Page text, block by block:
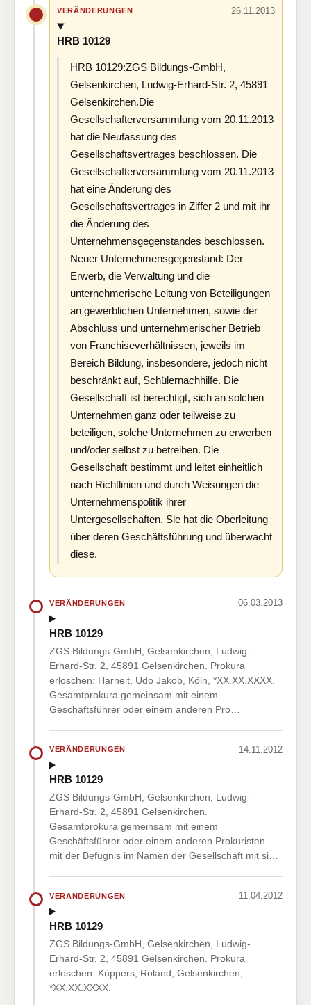
VERÄNDERUNGEN 26.11.2013
HRB 10129
HRB 10129:ZGS Bildungs-GmbH,
Gelsenkirchen, Ludwig-Erhard-Str. 2, 45891
Gelsenkirchen.Die
Gesellschafterversammlung vom 20.11.2013
hat die Neufassung des
Gesellschaftsvertrages beschlossen. Die
Gesellschafterversammlung vom 20.11.2013
hat eine Änderung des
Gesellschaftsvertrages in Ziffer 2 und mit ihr
die Änderung des
Unternehmensgegenstandes beschlossen.
Neuer Unternehmensgegenstand: Der
Erwerb, die Verwaltung und die
unternehmerische Leitung von Beteiligungen
an gewerblichen Unternehmen, sowie der
Abschluss und unternehmerischer Betrieb
von Franchiseverhältnissen, jeweils im
Bereich Bildung, insbesondere, jedoch nicht
beschränkt auf, Schülernachhilfe. Die
Gesellschaft ist berechtigt, sich an solchen
Unternehmen ganz oder teilweise zu
beteiligen, solche Unternehmen zu erwerben
und/oder selbst zu betreiben. Die
Gesellschaft bestimmt und leitet einheitlich
nach Richtlinien und durch Weisungen die
Unternehmenspolitik ihrer
Untergesellschaften. Sie hat die Oberleitung
über deren Geschäftsführung und überwacht
diese.
VERÄNDERUNGEN 06.03.2013
HRB 10129
ZGS Bildungs-GmbH, Gelsenkirchen, Ludwig-
Erhard-Str. 2, 45891 Gelsenkirchen. Prokura
erloschen: Harneit, Udo Jakob, Köln, *XX.XX.XXXX.
Gesamtprokura gemeinsam mit einem
Geschäftsführer oder einem anderen Pro…
VERÄNDERUNGEN 14.11.2012
HRB 10129
ZGS Bildungs-GmbH, Gelsenkirchen, Ludwig-
Erhard-Str. 2, 45891 Gelsenkirchen.
Gesamtprokura gemeinsam mit einem
Geschäftsführer oder einem anderen Prokuristen
mit der Befugnis im Namen der Gesellschaft mit si…
VERÄNDERUNGEN 11.04.2012
HRB 10129
ZGS Bildungs-GmbH, Gelsenkirchen, Ludwig-
Erhard-Str. 2, 45891 Gelsenkirchen. Prokura
erloschen: Küppers, Roland, Gelsenkirchen,
*XX.XX.XXXX.